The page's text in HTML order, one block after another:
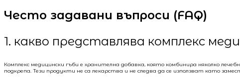
Често задавани въпроси (FAQ)
1. какво представлява комплекс
Комплекс медицински гъби е хранителна добавка, която комбинира няколко
подкрепа. Тези продукти не са лекарства и не следва да се използват като